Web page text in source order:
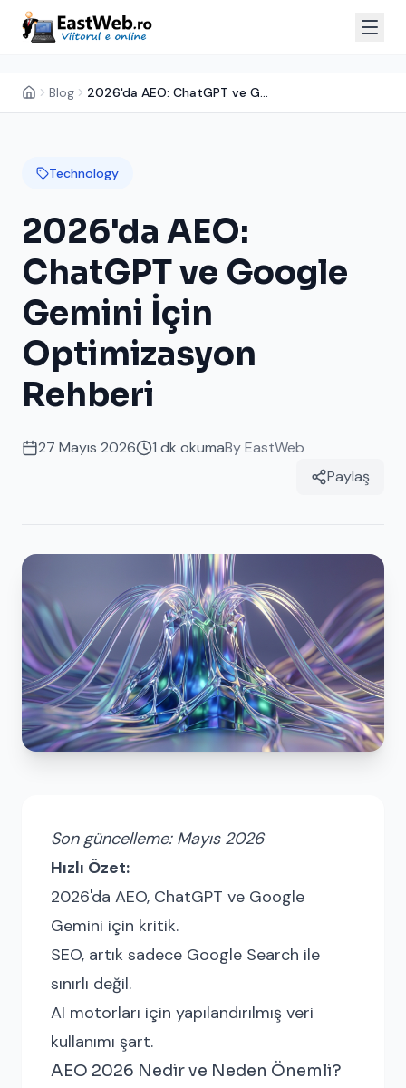
Blog 2026'da AEO: ChatGPT ve Google Gemini İçin Optimizasyon Rehberi
Technology
2026'da AEO:
ChatGPT ve Google
Gemini İçin
Optimizasyon
Rehberi
27 Mayıs 2026 1 dk okumaByEastWeb
Paylaş
Son güncelleme: Mayıs 2026
Hızlı Özet:
2026'da AEO, ChatGPT ve Google
Gemini için kritik.
SEO, artık sadece Google Search ile
sınırlı değil.
AI motorları için yapılandırılmış veri
kullanımı şart.
AEO 2026 Nedir ve Neden Önemli?